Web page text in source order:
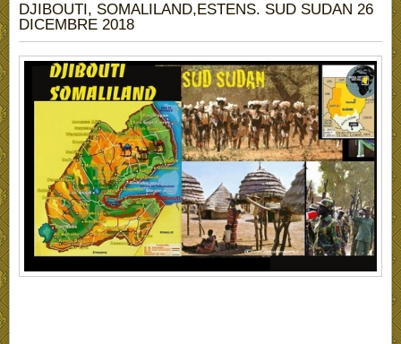
DJIBOUTI, SOMALILAND,ESTENS. SUD SUDAN 26
DICEMBRE 2018